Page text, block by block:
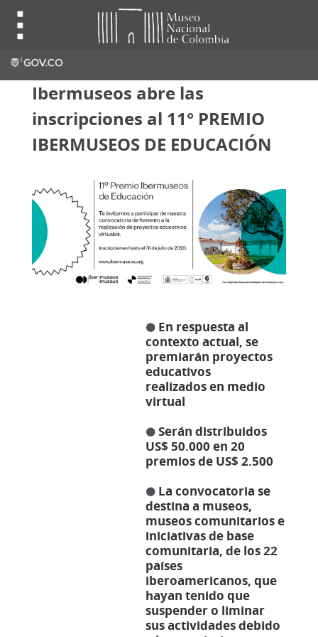
Ibermuseos abre las
inscripciones al 11° PREMIO
IBERMUSEOS DE EDUCACIÓN
⚫En respuesta al
contexto actual, se
premiarán proyectos
educativos
realizados en medio
virtual
⚫Serán distribuidos
US$ 50.000 en 20
premios de US$ 2.500
⚫La convocatoria se
destina a museos,
museos comunitarios e
iniciativas de base
comunitaria, de los 22
países
iberoamericanos, que
hayan tenido que
suspender o liminar
sus actividadesdebido